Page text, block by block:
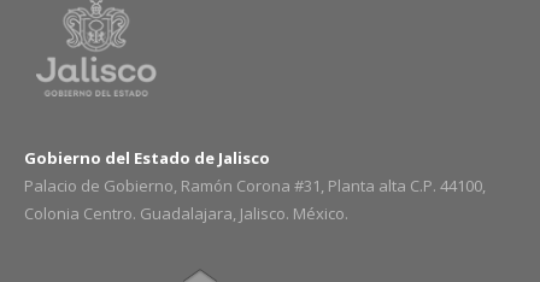
Gobierno del Estado de Jalisco
Palacio de Gobierno, Ramón Corona #31, Planta alta C.P. 44100,
Colonia Centro. Guadalajara, Jalisco. México.